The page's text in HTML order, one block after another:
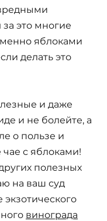
это многие
яблоками
делать это
и даже
и не болейте, а
о пользе и
с яблоками!
полезных
на ваш суд
винограда